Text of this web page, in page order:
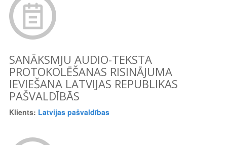
SANĀKSMJU AUDIO-TEKSTA
PROTOKOLĒŠANAS RISINĀJUMA
IEVIEŠANA LATVIJAS REPUBLIKAS
PAŠVALDĪBĀS
Klients: Latvijas pašvaldības